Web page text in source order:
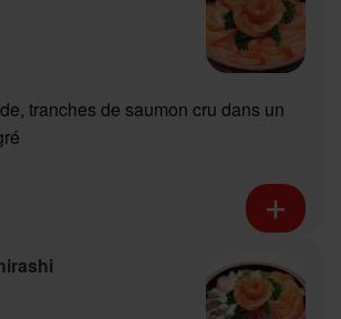
tranches de saumon cru dans un